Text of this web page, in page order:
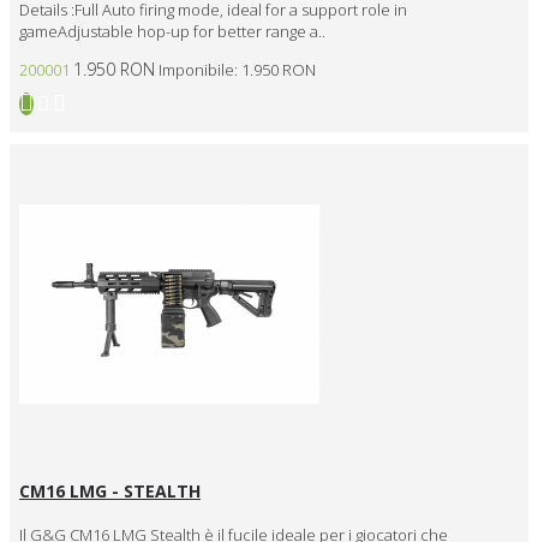
Details :Full Auto firing mode, ideal for a support role in
gameAdjustable hop-up for better range a..
200001 1.950 RON Imponibile: 1.950 RON
CM16 LMG - STEALTH
Il G&G CM16 LMG Stealth è il fucile ideale per i giocatori che